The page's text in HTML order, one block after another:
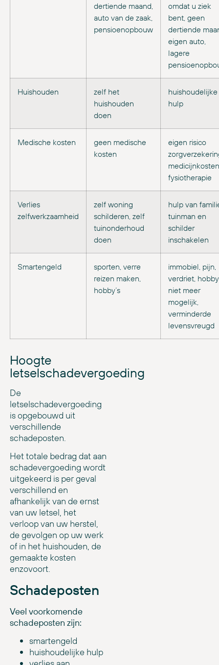
dertiende maand,
auto van de zaak,
pensioenopbouw
omdat u ziek
bent, geen
dertiende
eigen auto,
lagere
Huishouden
zelf het
huishouden
doen
huishoudelijke
hulp
Medische kosten
geen medische
kosten
eigen risico
fysiotherapie
Verlies
zelfwerkzaamheid
zelf woning
schilderen, zelf
tuinonderhoud
doen
hulp van
tuinman en
schilder
inschakelen
Smartengeld
sporten, verre
reizen maken,
hobby’s
immobiel, pijn,
verdriet,
niet meer
mogelijk,
verminderde
levensvreugd
Hoogte
letselschadevergoeding
De
letselschadevergoeding
is opgebouwd uit
verschillende
schadeposten.
Het totale bedrag dat aan
schadevergoeding wordt
uitgekeerd is per geval
verschillend en
afhankelijk van de ernst
van uw letsel, het
verloop van uw herstel,
de gevolgen op uw werk
of in het huishouden, de
gemaakte kosten
enzovoort.
Schadeposten
Veel voorkomende
schadeposten zijn:
smartengeld
huishoudelijke hulp